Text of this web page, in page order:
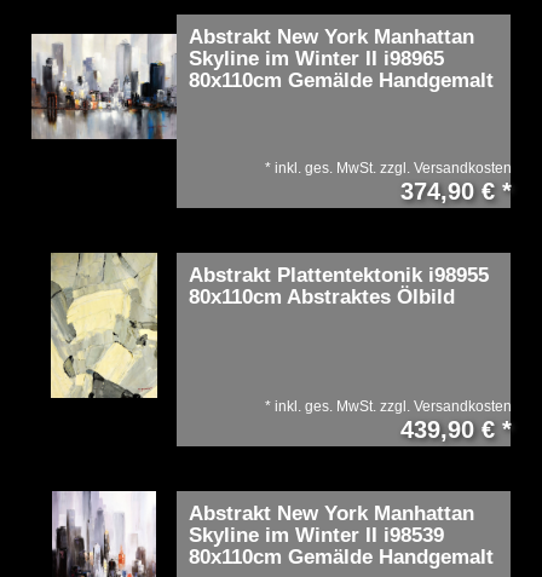
Abstrakt New York Manhattan
Skyline im Winter II i98965
80x110cm Gemälde Handgemalt
374,90 € *
* inkl. ges. MwSt. zzgl. Versandkosten
Abstrakt Plattentektonik i98955
80x110cm Abstraktes Ölbild
439,90 € *
* inkl. ges. MwSt. zzgl. Versandkosten
Abstrakt New York Manhattan
Skyline im Winter II i98539
80x110cm Gemälde Handgemalt